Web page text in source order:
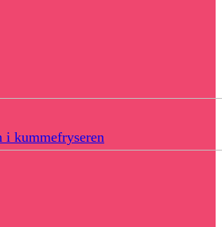
i kummefryseren